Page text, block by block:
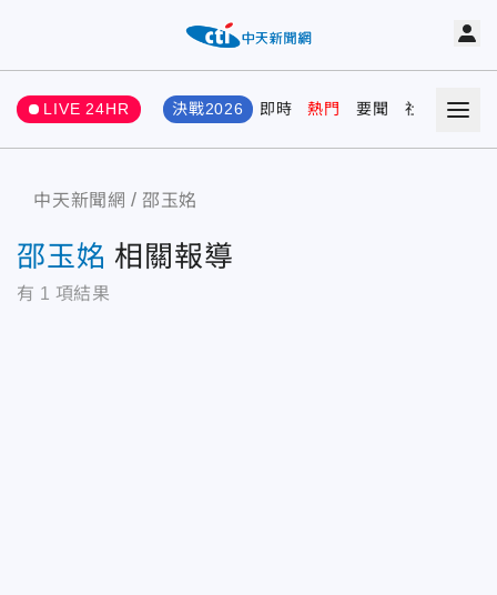
LIVE 24HR 決戰2026 即時 熱門 要聞 社會 娛樂
中天新聞網 邵玉姳
邵玉姳 相關報導
有 1 項結果